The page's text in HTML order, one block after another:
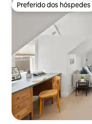
Preferido dos hóspedes
Preferido dos hóspedes